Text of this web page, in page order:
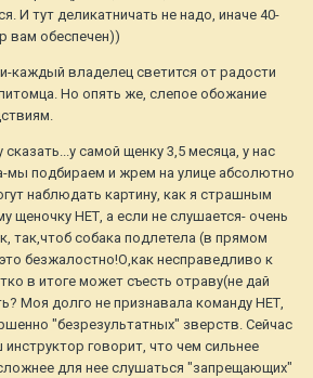
И тут деликатничать не надо, иначе 40-
вам обеспечен))
каждый владелец светится от радости
Но опять же, слепое обожание
самой щенку 3,5 месяца, у нас
мы подбираем и жрем на улице абсолютно
наблюдать картину, как я страшным
щеночку НЕТ, а если не слушается- очень
так,чтоб собака подлетела (в прямом
безжалостно!О,как несправедливо к
в итоге может съесть отраву(не дай
Моя долго не признавала команду НЕТ,
"безрезультатных" зверств. Сейчас
говорит, что чем сильнее
для нее слушаться "запрещающих"